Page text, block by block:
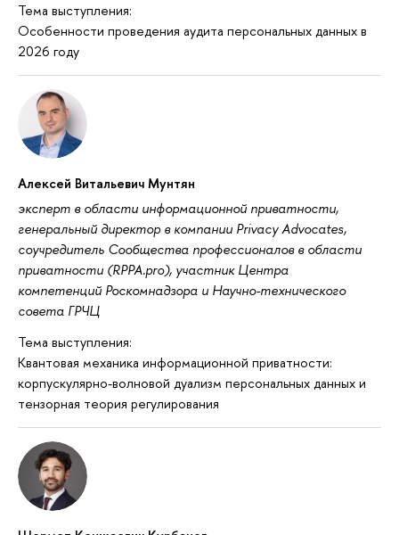
Тема выступления:
Особенности проведения аудита персональных данных в
2026 году
Алексей Витальевич Мунтян
эксперт в области информационной приватности,
генеральный директор в компании Privacy Advocates,
соучредитель Сообщества профессионалов в области
приватности (RPPA.pro), участник Центра
компетенций Роскомнадзора и Научно-технического
совета ГРЧЦ
Тема выступления:
Квантовая механика информационной приватности:
корпускулярно-волновой дуализм персональных данных и
тензорная теория регулирования